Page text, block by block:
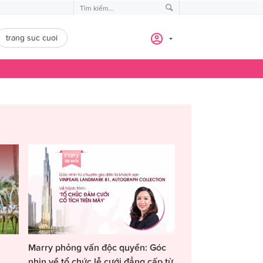
trang suc cuoi
Marry phỏng vấn độc quyền: Góc